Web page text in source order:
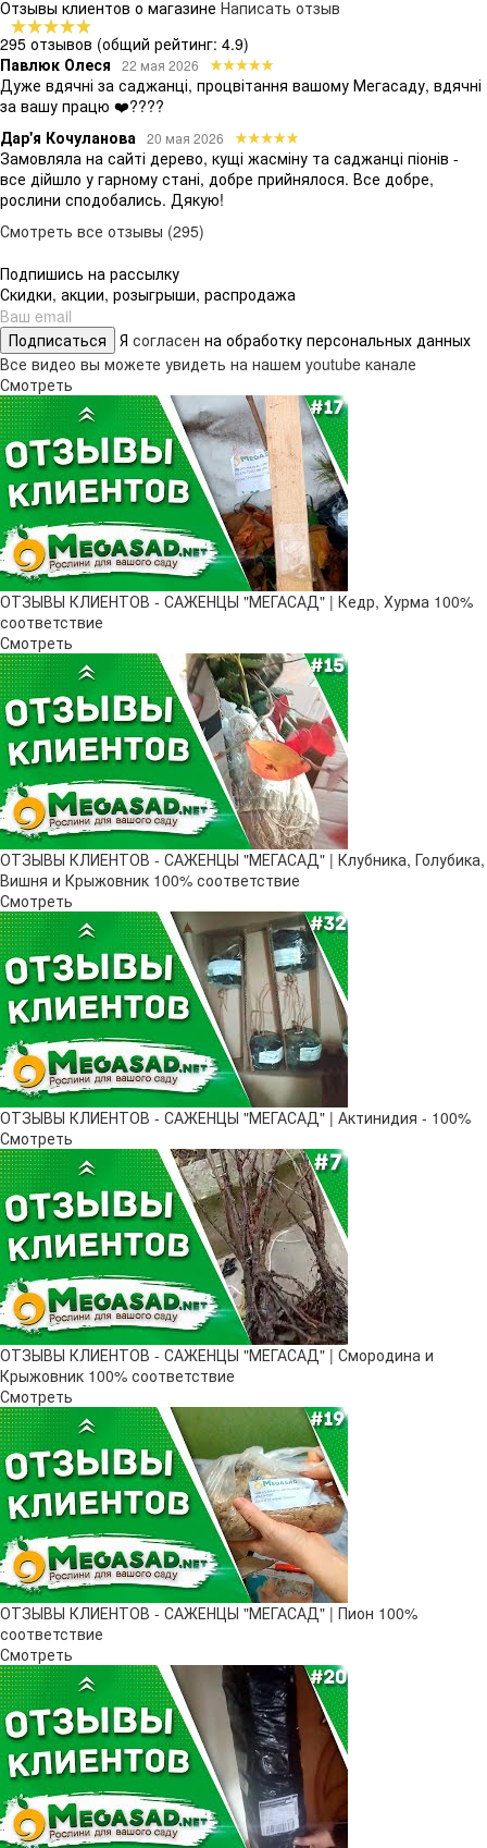
Отзывы клиентов о магазине Написать отзыв
295 отзывов (общий рейтинг: 4.9)
Павлюк Олеся
22 мая 2026
Дуже вдячні за саджанці, процвітання вашому Мегасаду, вдячні
за вашу працю ❤️????
Дар'я Кочуланова 20 мая 2026
Замовляла на сайті дерево, кущі жасміну та саджанці піонів -
все дійшло у гарному стані, добре прийнялося. Все добре,
рослини сподобались. Дякую!
Смотреть все отзывы (295)
Подпишись на рассылку
Скидки, акции, розыгрыши, распродажа
Подписаться Я согласен на обработку персональных данных
Все видео вы можете увидеть на нашем youtube канале
Смотреть
ОТЗЫВЫ КЛИЕНТОВ - САЖЕНЦЫ "МЕГАСАД" | Кедр, Хурма 100%
соответствие
Смотреть
ОТЗЫВЫ КЛИЕНТОВ - САЖЕНЦЫ "МЕГАСАД" | Клубника, Голубика,
Вишня и Крыжовник 100% соответствие
Смотреть
ОТЗЫВЫ КЛИЕНТОВ - САЖЕНЦЫ "МЕГАСАД" | Актинидия - 100%
Смотреть
ОТЗЫВЫ КЛИЕНТОВ - САЖЕНЦЫ "МЕГАСАД" | Смородина и
Крыжовник 100% соответствие
Смотреть
ОТЗЫВЫ КЛИЕНТОВ - САЖЕНЦЫ "МЕГАСАД" | Пион 100%
соответствие
Смотреть